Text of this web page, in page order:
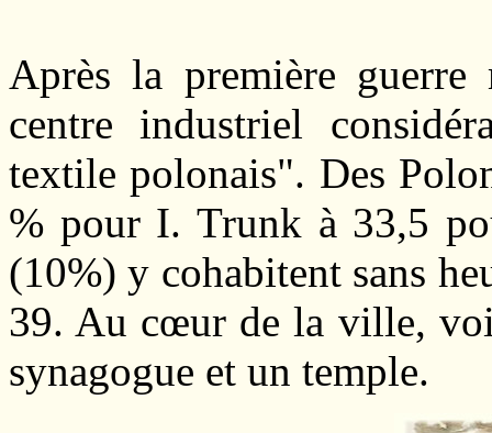
Après la première
centre industriel
textile polonais". Des
% pour I. Trunk à 33,5
(10%) y cohabitent sans
39. Au cœur de la ville,
synagogue et un temple.